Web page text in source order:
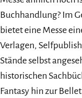
Buchhandlung? Im
bietet eine Messe
Verlagen,
Stände selbst
historischen
Fantasy hin zur